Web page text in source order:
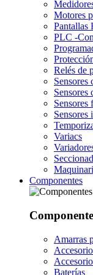
Motores
Pantallas
PLC -
Relés de
Sensores
Sensores
Sensores
Sensores
Variacs
Componentes
Amarras
Baterías